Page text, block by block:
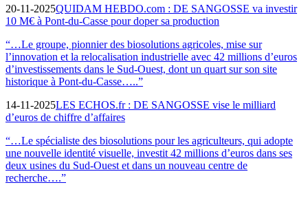
20-11-2025QUIDAM HEBDO.com : DE SANGOSSE va investir
10 M€ à Pont-du-Casse pour doper sa production
“…Le groupe, pionnier des biosolutions agricoles, mise sur
l’innovation et la relocalisation industrielle avec 42 millions d’euros
d’investissements dans le Sud-Ouest, dont un quart sur son site
historique à Pont-du-Casse…..”
14-11-2025LES ECHOS.fr : DE SANGOSSE vise le milliard
d’euros de chiffre d’affaires
“…Le spécialiste des biosolutions pour les agriculteurs, qui adopte
une nouvelle identité visuelle, investit 42 millions d’euros dans ses
deux usines du Sud-Ouest et dans un nouveau centre de
recherche….”